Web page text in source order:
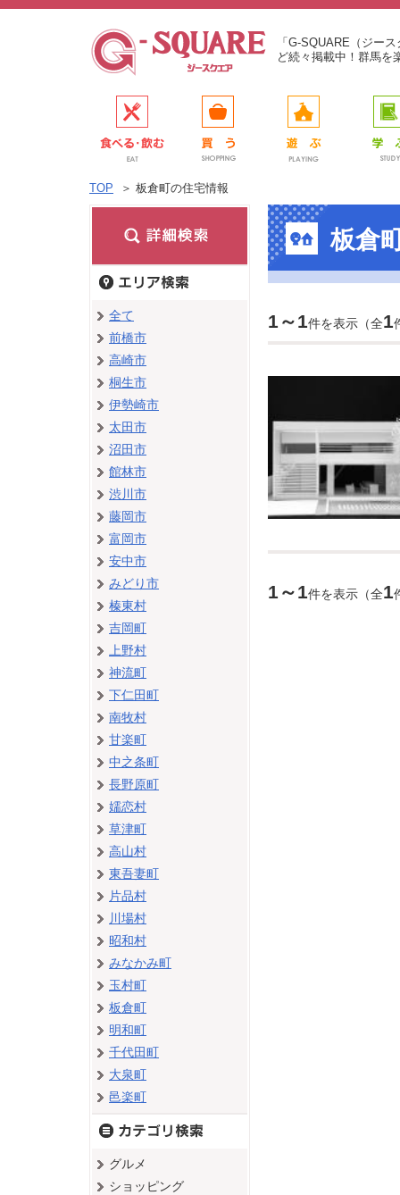
「G-SQUARE（ジー
ど続々掲載中！群馬を
TOP ＞ 板倉町の住宅情報
板倉
1～1件を表示（全1
1～1件を表示（全1
全て
前橋市
高崎市
桐生市
伊勢崎市
太田市
沼田市
館林市
渋川市
藤岡市
富岡市
安中市
みどり市
榛東村
吉岡町
上野村
神流町
下仁田町
南牧村
甘楽町
中之条町
長野原町
嬬恋村
草津町
高山村
東吾妻町
片品村
川場村
昭和村
みなかみ町
玉村町
板倉町
明和町
千代田町
大泉町
邑楽町
グルメ
ショッピング